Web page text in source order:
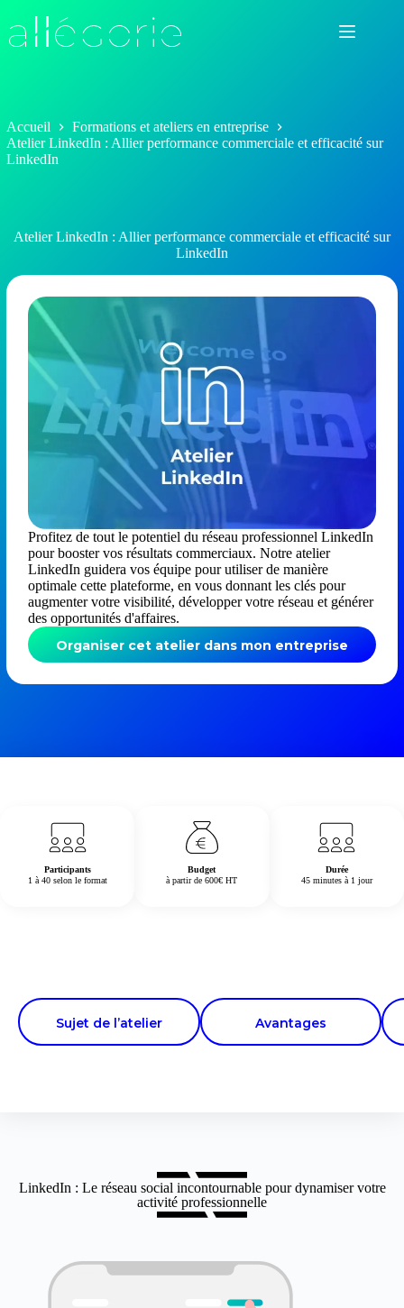
au
contenu
Accueil
Formations et ateliers en entreprise
Atelier LinkedIn : Allier performance commerciale et efficacité sur
LinkedIn
Atelier LinkedIn : Allier performance commerciale et efficacité sur
LinkedIn
Profitez de tout le potentiel du réseau professionnel LinkedIn
pour booster vos résultats commerciaux. Notre atelier
LinkedIn guidera vos équipe pour utiliser de manière
optimale cette plateforme, en vous donnant les clés pour
augmenter votre visibilité, développer votre réseau et générer
des opportunités d'affaires.
Organiser cet atelier dans mon entreprise
Participants
1 à 40 selon le format
Budget
à partir de 600€ HT
Durée
45 minutes à 1 jour
Sujet de l’atelier Avantages
LinkedIn : Le réseau social incontournable pour dynamiser votre
activité professionnelle